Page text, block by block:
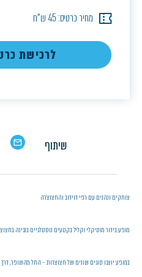
מחיר כרטיס: 45 ש"ח
לרכישת
שיתוף
צוחקים ונהנים עם רפי דוידוב והחצוצרה
מופע בידור מוסיקלי וקליל בקטעים נוסטלגיים בנגינה
במופע יוצגו סוגים שונים של חצוצרות – החל מהשופר,